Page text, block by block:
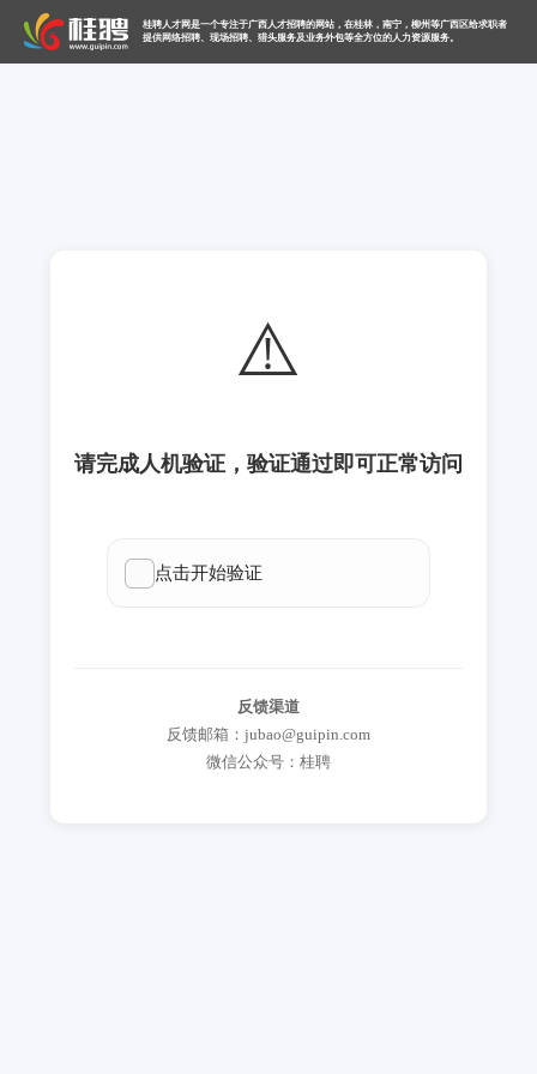
桂聘人才网是一个专注于广西人才招聘的网站，在桂林，南宁，柳州等广西区给求职者
提供网络招聘、现场招聘、猎头服务及业务外包等全方位的人力资源服务。
⚠️
请完成人机验证，验证通过即可正常访问
反馈渠道
反馈邮箱：jubao@guipin.com
微信公众号：桂聘